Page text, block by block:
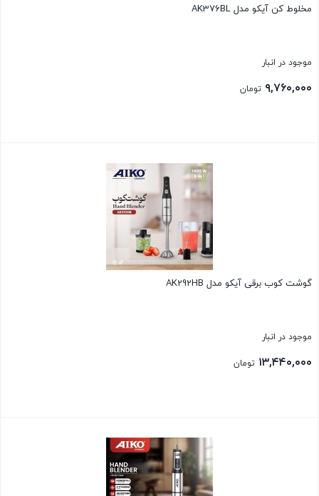
مخلوط کن آیکو مدل AK376BL
موجود در انبار
۹,۷۶۰,۰۰۰ تومان
گوشت کوب برقی آیکو مدل AK292HB
موجود در انبار
۱۳,۴۴۰,۰۰۰ تومان